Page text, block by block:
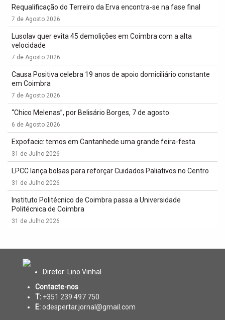
Requalificação do Terreiro da Erva encontra-se na fase final
7 de Agosto 2026
Lusolav quer evita 45 demolições em Coimbra com a alta
velocidade
7 de Agosto 2026
Causa Positiva celebra 19 anos de apoio domiciliário constante
em Coimbra
7 de Agosto 2026
“Chico Melenas”, por Belisário Borges, 7 de agosto
6 de Agosto 2026
Expofacic: temos em Cantanhede uma grande feira-festa
31 de Julho 2026
LPCC lança bolsas para reforçar Cuidados Paliativos no Centro
31 de Julho 2026
Instituto Politécnico de Coimbra passa a Universidade
Politécnica de Coimbra
31 de Julho 2026
Diretor: Lino Vinhal
Contacte-nos
T: +351 239 497 750
E: odespertar.jornal@gmail.com